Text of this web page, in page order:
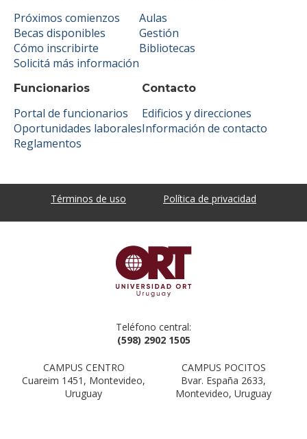
Próximos comienzos
Becas disponibles
Cómo inscribirte
Solicitá más información
Aulas
Gestión
Bibliotecas
Funcionarios
Portal de funcionarios
Oportunidades laborales
Reglamentos
Contacto
Edificios y direcciones
Información de contacto
Términos de uso Política de privacidad
Teléfono central:
(598) 2902 1505
CAMPUS CENTRO
Cuareim 1451, Montevideo,
Uruguay
CAMPUS POCITOS
Bvar. España 2633,
Montevideo, Uruguay